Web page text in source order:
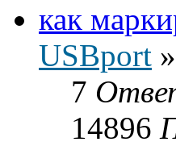
как
USBport »
7
14896